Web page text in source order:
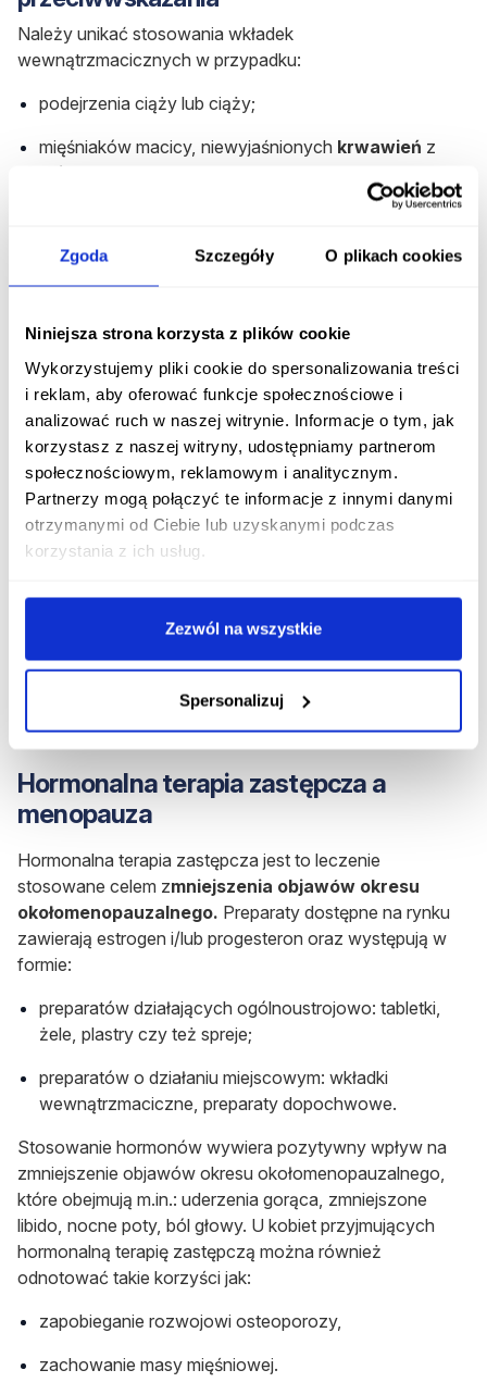
Zgoda Szczegóły O plikach cookies
Niniejsza strona korzysta z plików cookie
Wykorzystujemy pliki cookie do spersonalizowania treści
i reklam, aby oferować funkcje społecznościowe i
analizować ruch w naszej witrynie. Informacje o tym, jak
korzystasz z naszej witryny, udostępniamy partnerom
społecznościowym, reklamowym i analitycznym.
Partnerzy mogą połączyć te informacje z innymi danymi
otrzymanymi od Ciebie lub uzyskanymi podczas
korzystania z ich usług.
Zezwól na wszystkie
Spersonalizuj
Należy unikać stosowania wkładek
wewnątrzmacicznych w przypadku:
podejrzenia ciąży lub ciąży;
mięśniaków macicy, niewyjaśnionych krwawień z
dróg rodnych;
endometriozy i innych schorzeń wywołujących stany
okresu 6 tygodni od porodu siłami natury oraz 6
niezdiagnozowanych guzów, chorób wątroby, a także
- w przypadku wkładki hormonalnej - zakrzepicy,
predyspozycji do tworzenia żylaków, predyspozycji
genetycznych do chorób krążenia;
alergii na miedź (w przypadku wkładki miedzianej);
nowotworu lub podejrzenia nowotworu piersi;
nadciśnienia, zespołu metabolicznego i innych;
macicy o nietypowym kształcie, z przegrodą,
przypadku doprowadzić do perforacji ściany macicy
lub innych powikłań).
Hormonalna terapia zastępcza a
menopauza
Hormonalna terapia zastępcza jest to leczenie
stosowane celem zmniejszenia objawów okresu
okołomenopauzalnego. Preparaty dostępne na rynku
zawierają estrogen i/lub progesteron oraz występują w
formie:
preparatów działających ogólnoustrojowo: tabletki,
żele, plastry czy też spreje;
preparatów o działaniu miejscowym: wkładki
wewnątrzmaciczne, preparaty dopochwowe.
Stosowanie hormonów wywiera pozytywny wpływ na
zmniejszenie objawów okresu okołomenopauzalnego,
które obejmują m.in.: uderzenia gorąca, zmniejszone
libido, nocne poty, ból głowy. U kobiet przyjmujących
hormonalną terapię zastępczą można również
odnotować takie korzyści jak:
zapobieganie rozwojowi osteoporozy,
zachowanie masy mięśniowej.